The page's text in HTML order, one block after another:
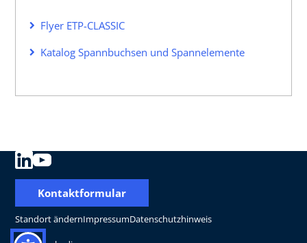
Flyer ETP-CLASSIC
Katalog Spannbuchsen und Spannelemente
Standort ändernImpressumDatenschutzhinweis
Kontaktformular